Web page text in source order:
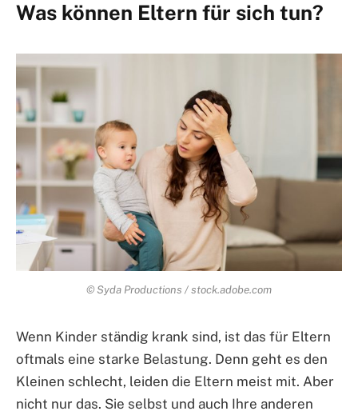
Was können Eltern für sich tun?
© Syda Productions / stock.adobe.com
Wenn Kinder ständig krank sind, ist das für Eltern
oftmals eine starke Belastung. Denn geht es den
Kleinen schlecht, leiden die Eltern meist mit. Aber
nicht nur das. Sie selbst und auch Ihre anderen